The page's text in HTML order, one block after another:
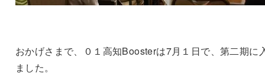
おかげさまで、０１高知Boosterは7月１日で、第二期に
ました。